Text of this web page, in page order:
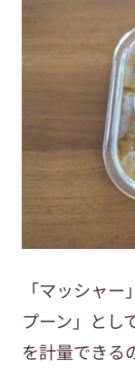
「マッシャ
プーン」とし
を計量できる